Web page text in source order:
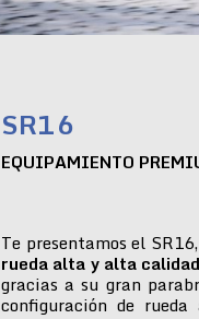
SR16
EQUIPAMIENTO
Te presentamos el
rueda alta y alta calidad
gracias a su gran
configuración de